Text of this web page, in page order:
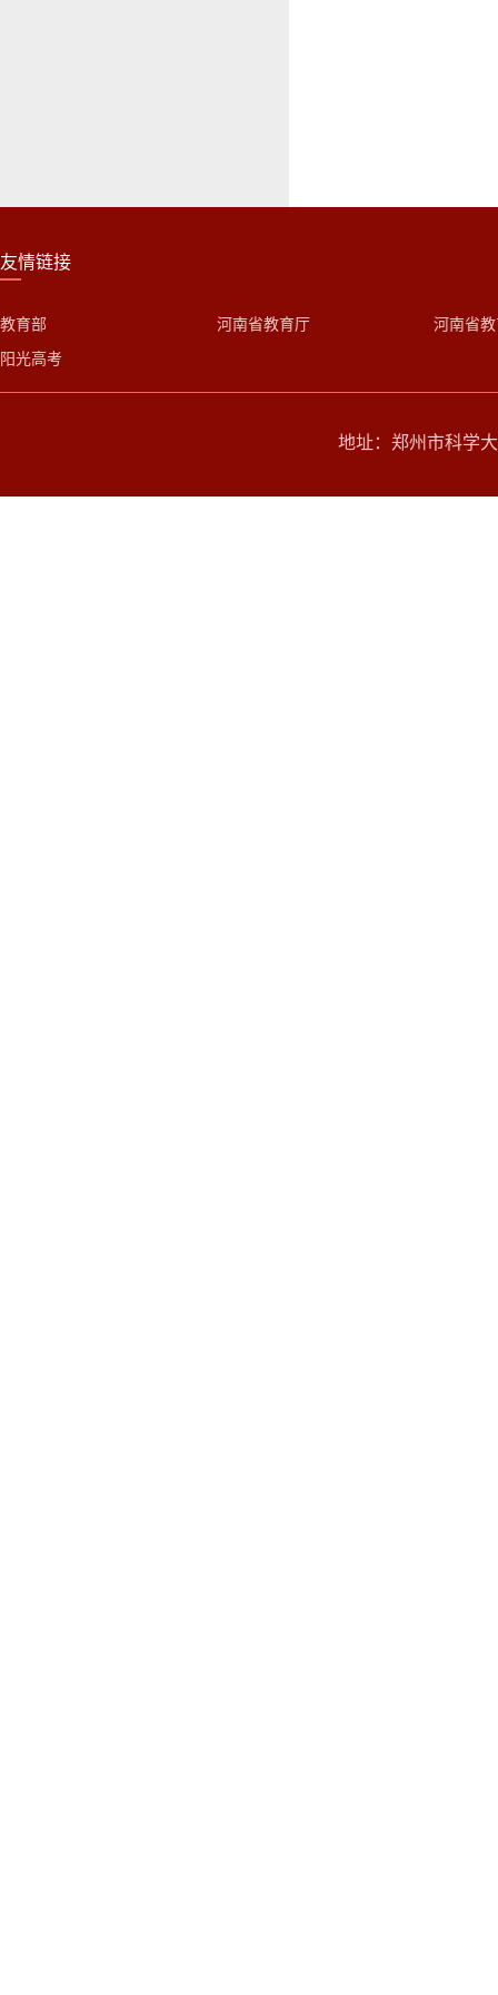
友情链接
教育部
阳光高考
河南省教育厅 河南省
地址：郑州市科学